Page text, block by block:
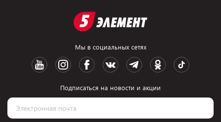
Мы в социальных сетях
Подписаться на новости и акции